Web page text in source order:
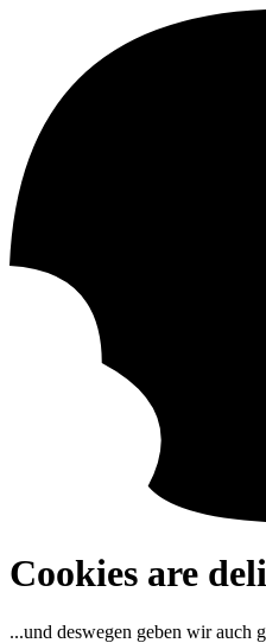
Cookies are
...und deswegen geben wir auch